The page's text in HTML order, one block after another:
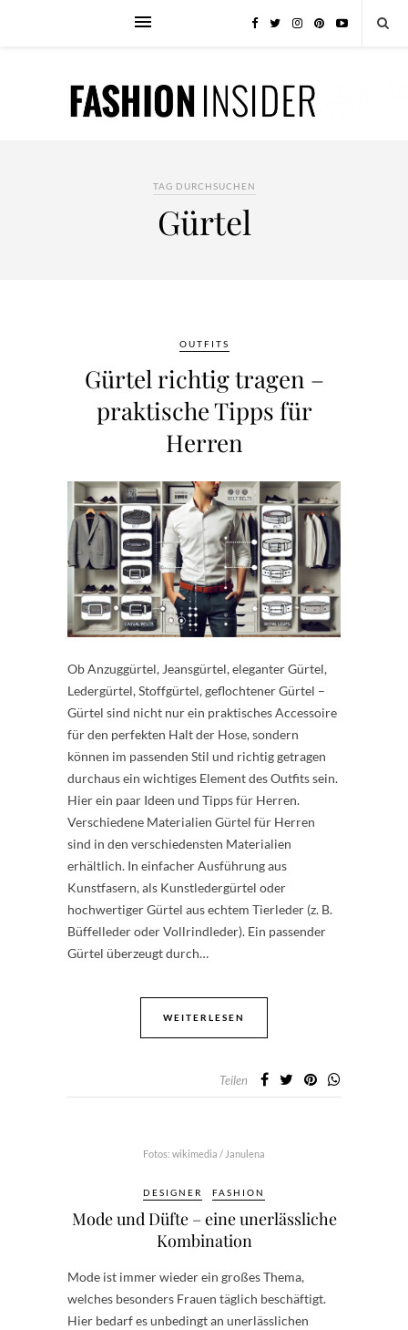
TAG DURCHSUCHEN
Gürtel
OUTFITS
Gürtel richtig tragen –
praktische Tipps für
Herren
Ob Anzuggürtel, Jeansgürtel, eleganter Gürtel,
Ledergürtel, Stoffgürtel, geflochtener Gürtel –
Gürtel sind nicht nur ein praktisches Accessoire
für den perfekten Halt der Hose, sondern
können im passenden Stil und richtig getragen
durchaus ein wichtiges Element des Outfits sein.
Hier ein paar Ideen und Tipps für Herren.
Verschiedene Materialien Gürtel für Herren
sind in den verschiedensten Materialien
erhältlich. In einfacher Ausführung aus
Kunstfasern, als Kunstledergürtel oder
hochwertiger Gürtel aus echtem Tierleder (z. B.
Büffelleder oder Vollrindleder). Ein passender
Gürtel überzeugt durch…
WEITERLESEN
Teilen
Fotos: wikimedia / Janulena
DESIGNER FASHION
Mode und Düfte – eine unerlässliche
Kombination
Mode ist immer wieder ein großes Thema,
welches besonders Frauen täglich beschäftigt.
Hier bedarf es unbedingt an unerlässlichen